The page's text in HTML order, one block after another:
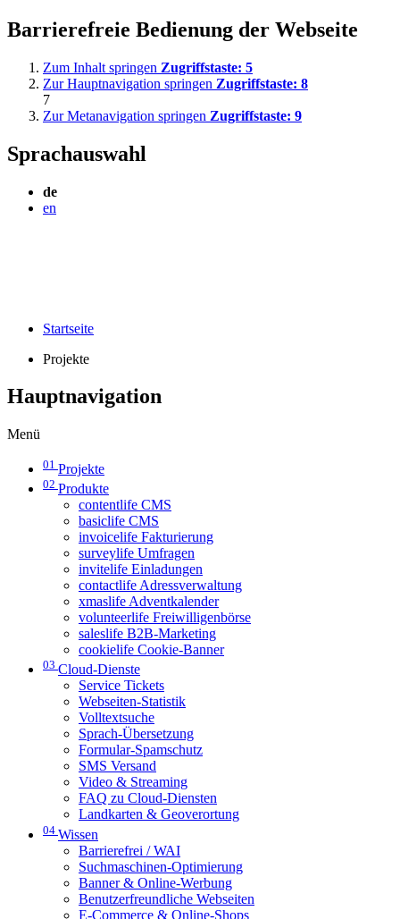
Barrierefreie Bedienung der Webseite
Zum Inhalt springen Zugriffstaste: 5
Zur Hauptnavigation springen Zugriffstaste: 8
7
Zur Metanavigation springen Zugriffstaste: 9
Sprachauswahl
de
en
Startseite
Projekte
Hauptnavigation
Menü
01 Projekte
02 Produkte
contentlife CMS
basiclife CMS
invoicelife Fakturierung
surveylife Umfragen
invitelife Einladungen
contactlife Adressverwaltung
xmaslife Adventkalender
volunteerlife Freiwilligenbörse
saleslife B2B-Marketing
cookielife Cookie-Banner
03 Cloud-Dienste
Service Tickets
Webseiten-Statistik
Volltextsuche
Sprach-Übersetzung
Formular-Spamschutz
SMS Versand
Video & Streaming
FAQ zu Cloud-Diensten
Landkarten & Geoverortung
04 Wissen
Barrierefrei / WAI
Suchmaschinen-Optimierung
Banner & Online-Werbung
Benutzerfreundliche Webseiten
E-Commerce & Online-Shops